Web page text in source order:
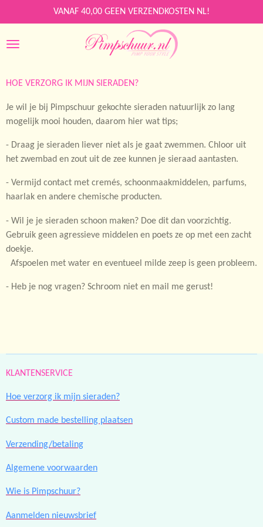
direct
naar
VANAF 40,00 GEEN VERZENDKOSTEN NL!
HOE VERZORG IK MIJN SIERADEN?
Je wil je bij Pimpschuur gekochte sieraden natuurlijk zo lang
mogelijk mooi houden, daarom hier wat tips;
- Draag je sieraden liever niet als je gaat zwemmen. Chloor uit
het zwembad en zout uit de zee kunnen je sieraad aantasten.
- Vermijd contact met cremés, schoonmaakmiddelen, parfums,
haarlak en andere chemische producten.
- Wil je je sieraden schoon maken? Doe dit dan voorzichtig.
Gebruik geen agressieve middelen en poets ze op met een zacht
doekje.
Afspoelen met water en eventueel milde zeep is geen probleem.
- Heb je nog vragen? Schroom niet en mail me gerust!
KLANTENSERVICE
Hoe verzorg ik mijn sieraden?
Custom made bestelling plaatsen
Verzending/betaling
Algemene voorwaarden
Wie is Pimpschuur?
Aanmelden nieuwsbrief